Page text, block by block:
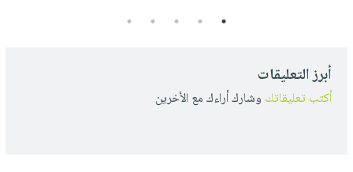
1
2
3
4
5
أبرز التعليقات
أكتب تعليقاتك وشارك أراءك مع الأخرين